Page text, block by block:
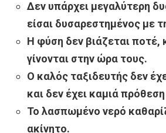
Δεν υπάρχει μεγαλύτερη
είσαι δυσαρεστημένος με
Η φύση δεν βιάζεται ποτέ,
γίνονται στην ώρα τους.
Ο καλός ταξιδευτής δεν
και δεν έχει καμιά
Το λασπωμένο νερό
ακίνητο.